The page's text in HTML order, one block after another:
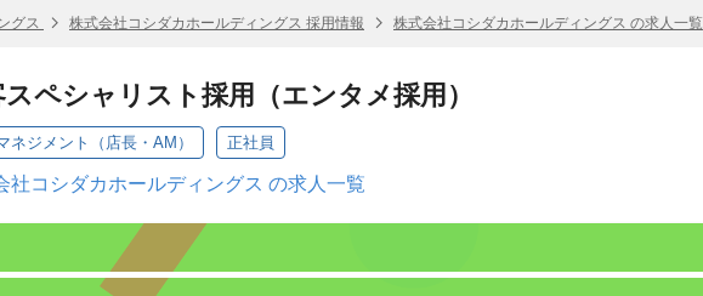
グス 株式会社コシダカホールディングス 採用情報 株式会社コシダカホールディングス の求人一覧
ペシャリスト採用（エンタメ採用）
ネジメント（店長・AM） 正社員
社コシダカホールディングス の求人一覧